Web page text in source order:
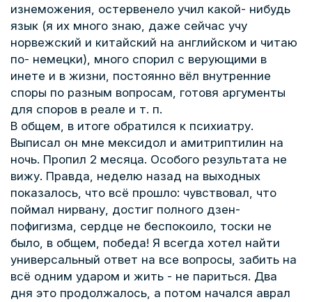
изнеможения, остервенело учил какой- нибудь
язык (я их много знаю, даже сейчас учу
норвежский и китайский на английском и читаю
по- немецки), много спорил с верующими в
инете и в жизни, постоянно вёл внутренние
споры по разным вопросам, готовя аргументы
для споров в реале и т. п.
В общем, в итоге обратился к психиатру.
Выписал он мне мексидол и амитриптилин на
ночь. Пропил 2 месяца. Особого результата не
вижу. Правда, неделю назад на выходных
показалось, что всё прошло: чувствовал, что
поймал нирвану, достиг полного дзен-
пофигизма, сердце не беспокоило, тоски не
было, в общем, победа! Я всегда хотел найти
универсальный ответ на все вопросы, забить на
всё одним ударом и жить - не париться. Два
дня это продолжалось, а потом начался аврал